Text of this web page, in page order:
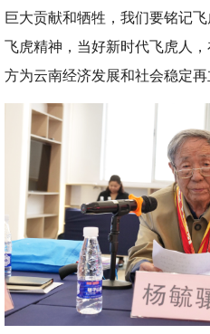
巨大贡献和牺牲，我们要铭记
飞虎精神，当好新时代飞虎人
方为云南经济发展和社会稳定再